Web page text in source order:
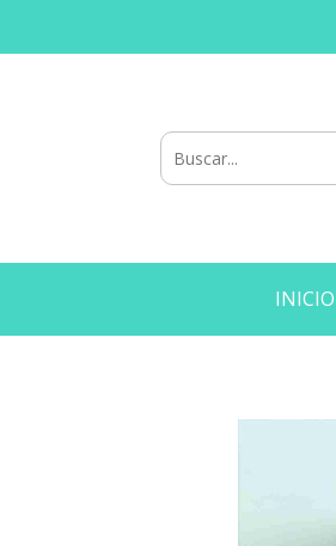
INICIO